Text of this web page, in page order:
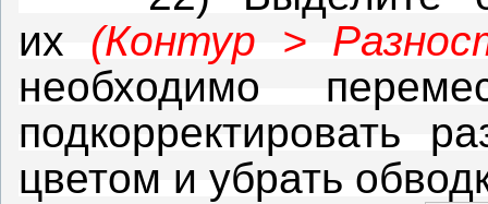
их (Контур >
необходимо
подкорректировать
цветом и убрать